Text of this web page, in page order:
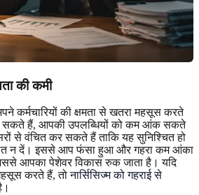
की कमी
कर्मचारियों की क्षमता से खतरा महसूस करते
सकते हैं, आपकी उपलब्धियों को कम आंक सकते
से वंचित कर सकते हैं ताकि यह सुनिश्चित हो
न दें। इससे आप फंसा हुआ और गहरा कम आंका
आपका पेशेवर विकास रुक जाता है। यदि
करते हैं, तोनार्सिसिज्म को गहराई से